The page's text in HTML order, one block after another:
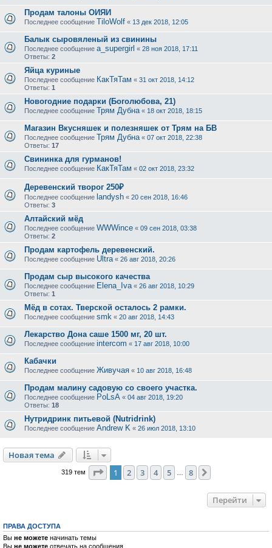
Продам талоны ОИЯИ
Последнее сообщение TiloWolf « 13 дек 2018, 12:05
Балык сыровяленый из свинины
Последнее сообщение a_supergirl « 28 ноя 2018, 17:11
Ответы: 2
Яйца куриные
Последнее сообщение КакТяТам « 31 окт 2018, 14:12
Ответы: 1
Новогодние подарки (Боголюбова, 21)
Последнее сообщение Трям Дубна « 18 окт 2018, 18:15
Магазин Вкусняшек и полезняшек от Трям на БВ
Последнее сообщение Трям Дубна « 07 окт 2018, 22:38
Ответы: 17
Свининка для гурманов!
Последнее сообщение КакТяТам « 02 окт 2018, 23:32
Деревенский творог 250₽
Последнее сообщение landysh « 20 сен 2018, 16:46
Ответы: 3
Алтайский мёд
Последнее сообщение WWWince « 09 сен 2018, 03:38
Ответы: 2
Продам картофель деревенский.
Последнее сообщение Ultra « 26 авг 2018, 20:26
Продам сыр высокого качества
Последнее сообщение Elena_Iva « 26 авг 2018, 10:29
Ответы: 1
Мёд в сотах. Тверской осталось 2 рамки.
Последнее сообщение smk « 20 авг 2018, 14:43
Лекарство Дона саше 1500 мг, 20 шт.
Последнее сообщение intercom « 17 авг 2018, 10:00
Кабачки
Последнее сообщение Живучая « 10 авг 2018, 16:48
Продам малину садовую со своего участка.
Последнее сообщение PoLsA « 04 авг 2018, 19:20
Ответы: 18
Нутридринк питьевой (Nutridrink)
Последнее сообщение Andrew K « 26 июл 2018, 13:10
Новая тема
319 тем Страница из
1 2 3 4 5 8
Перейти
ПРАВА ДОСТУПА
Вы не можете начинать темы
Вы не можете отвечать на сообщения